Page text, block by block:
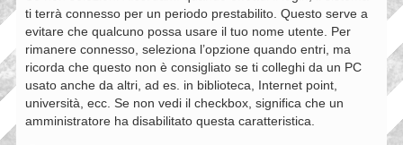
ti terrà connesso per un periodo prestabilito. Questo serve a
evitare che qualcuno possa usare il tuo nome utente. Per
rimanere connesso, seleziona l’opzione quando entri, ma
ricorda che questo non è consigliato se ti colleghi da un PC
usato anche da altri, ad es. in biblioteca, Internet point,
università, ecc. Se non vedi il checkbox, significa che un
amministratore ha disabilitato questa caratteristica.